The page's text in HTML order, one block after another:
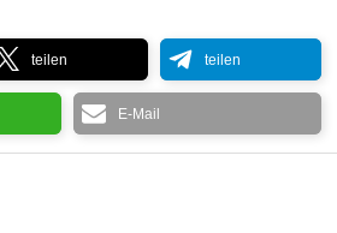
teilen teilen
E-Mail